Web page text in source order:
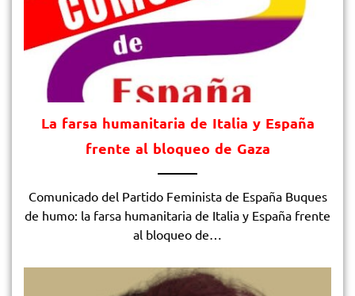
La farsa humanitaria de Italia y España
frente al bloqueo de Gaza
Comunicado del Partido Feminista de España Buques
de humo: la farsa humanitaria de Italia y España frente
al bloqueo de…